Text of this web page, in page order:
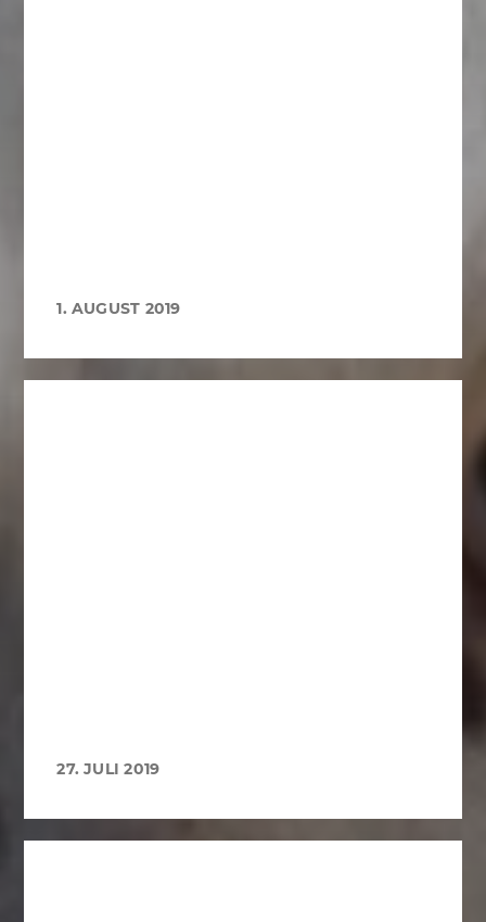
1. AUGUST 2019
27. JULI 2019